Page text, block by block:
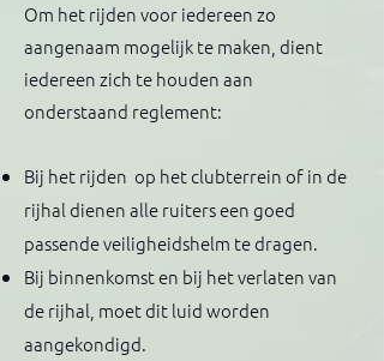
Om het rijden voor iedereen zo
aangenaam mogelijk te maken, dient
iedereen zich te houden aan
onderstaand reglement:
Bij het rijden op het clubterrein of in de
rijhal dienen alle ruiters een goed
passende veiligheidshelm te dragen.
Bij binnenkomst en bij het verlaten van
de rijhal, moet dit luid worden
aangekondigd.